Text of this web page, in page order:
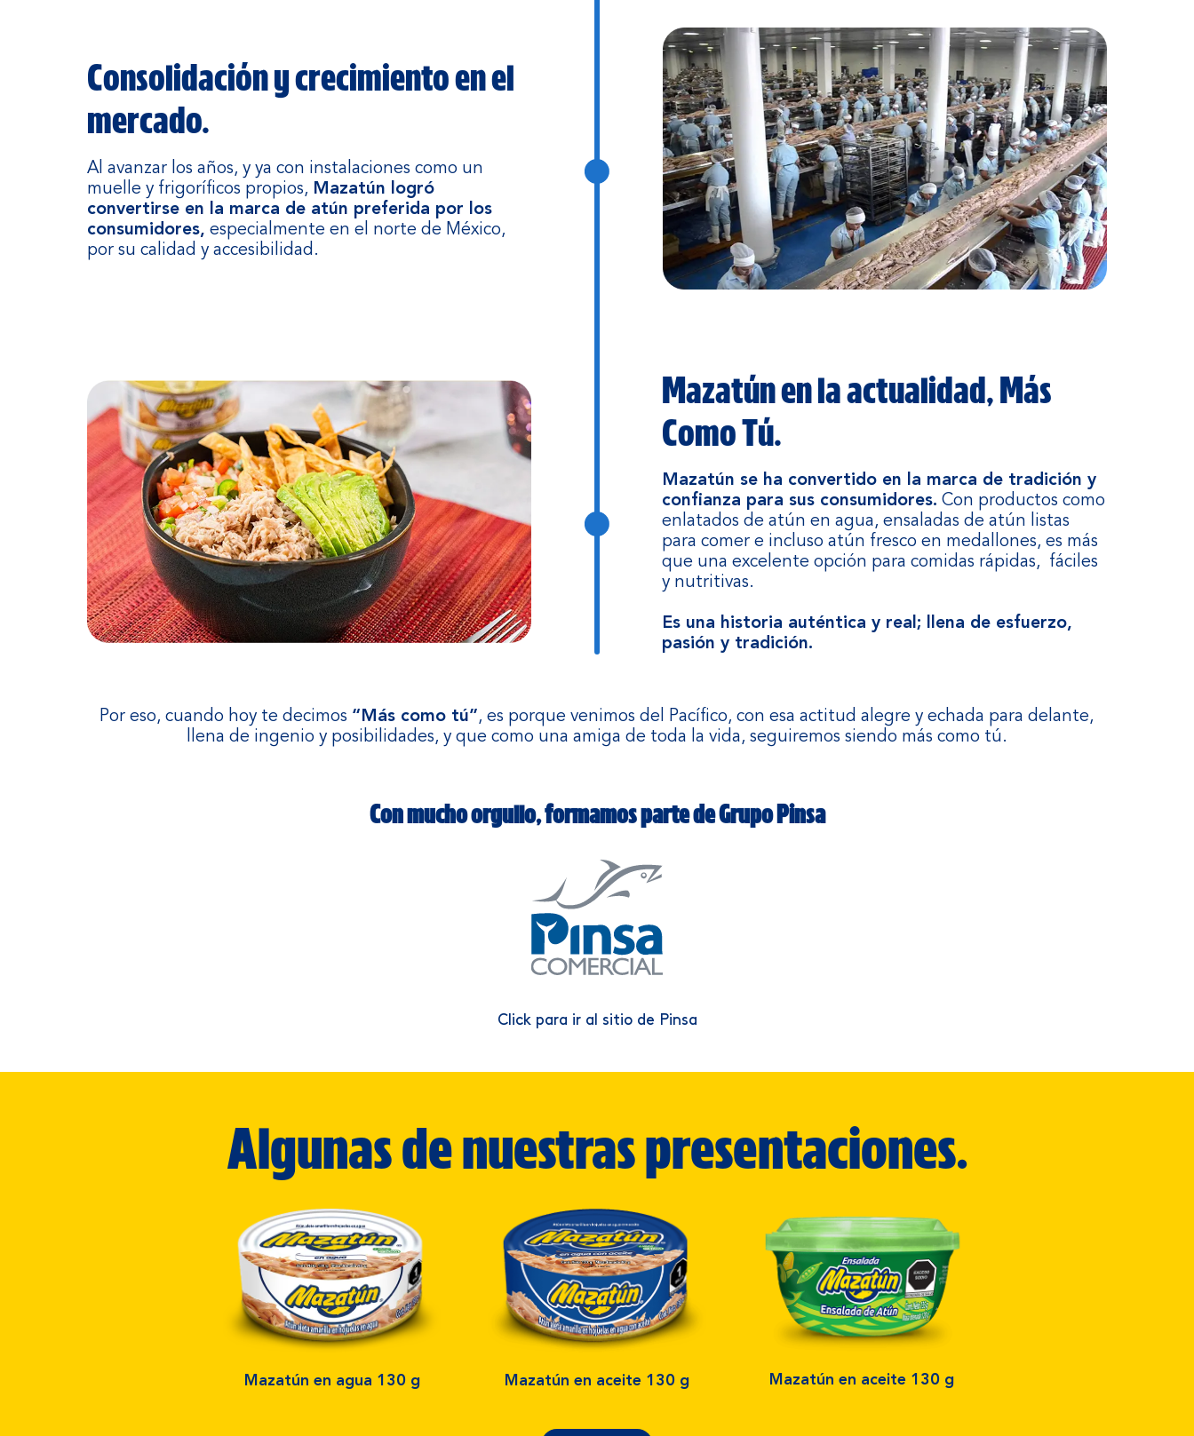
Consolidación y crecimiento en el
mercado.
Al avanzar los años, y ya con instalaciones como un
muelle y frigoríficos propios, Mazatún logró
convertirse en la marca de atún preferida por los
consumidores, especialmente en el norte de México,
por su calidad y accesibilidad.
Mazatún en la actualidad, Más
Como Tú.
Mazatún se ha convertido en la marca de tradición y
confianza para sus consumidores. Con productos como
enlatados de atún en agua, ensaladas de atún listas
para comer e incluso atún fresco en medallones, es más
que una excelente opción para comidas rápidas, fáciles
y nutritivas.
Es una historia auténtica y real; llena de esfuerzo,
pasión y tradición.
Por eso, cuando hoy te decimos “Más como tú”, es porque venimos del Pacífico, con esa actitud alegre y echada para delante,
llena de ingenio y posibilidades, y que como una amiga de toda la vida, seguiremos siendo más como tú.
Con mucho orgullo, formamos parte de Grupo Pinsa
Click para ir al sitio de Pinsa
Algunas de nuestras presentaciones.
Mazatún en agua 130 g Mazatún en aceite 130 g Mazatún en aceite 130 g